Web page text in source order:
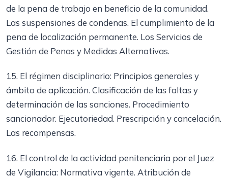
de la pena de trabajo en beneficio de la comunidad.
Las suspensiones de condenas. El cumplimiento de la
pena de localización permanente. Los Servicios de
Gestión de Penas y Medidas Alternativas.
15. El régimen disciplinario: Principios generales y
ámbito de aplicación. Clasificación de las faltas y
determinación de las sanciones. Procedimiento
sancionador. Ejecutoriedad. Prescripción y cancelación.
Las recompensas.
16. El control de la actividad penitenciaria por el Juez
de Vigilancia: Normativa vigente. Atribución de